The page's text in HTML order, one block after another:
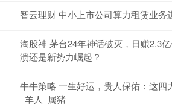
智云理财 中小上市公司算力租赁业务
淘股神 茅台24年神话破灭，日赚2.3
溃还是新势力崛起？
牛牛策略 一生好运，贵人保佑：这四
_羊人_属猪